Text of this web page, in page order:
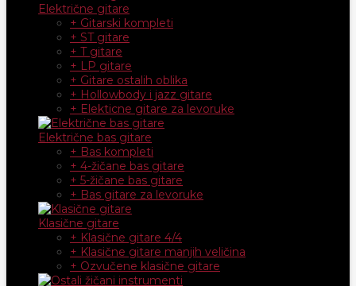
Električne gitare
+ Gitarski kompleti
+ ST gitare
+ T gitare
+ LP gitare
+ Gitare ostalih oblika
+ Hollowbody i jazz gitare
+ Elekticne gitare za levoruke
Električne bas gitare
+ Bas kompleti
+ 4-žičane bas gitare
+ 5-žičane bas gitare
+ Bas gitare za levoruke
Klasične gitare
+ Klasične gitare 4/4
+ Klasične gitare manjih veličina
+ Ozvučene klasične gitare